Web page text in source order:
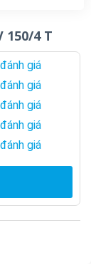
4 T
giá
giá
giá
giá
giá